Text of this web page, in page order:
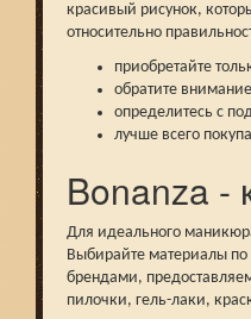
красивый рисунок,
относительно
приобретайте
обратите
определитесь с
лучше всего
Bonanza -
Для идеального
Выбирайте материалы
брендами,
пилочки, гель-лаки,